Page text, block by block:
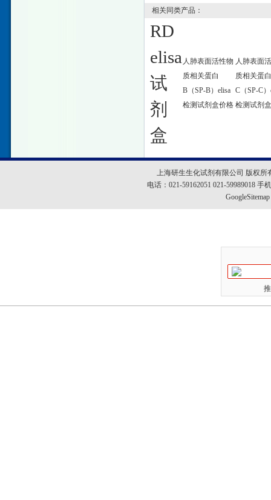
相关同类产品：
RD
elisa
试
剂
盒
人肺表面活性物
质相关蛋白
B（SP-B）elisa
检测试剂盒价格
人肺表面
质相关蛋白
C（SP-C）
检测试剂
上海研生生化试剂有限公司 版权所
电话：021-59162051 021-59989018
GoogleSitemap